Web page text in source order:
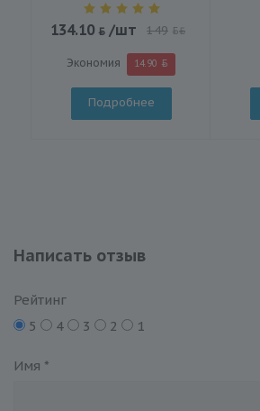
134.10 /шт 149 BYN
Экономия 14.90
Подробнее
Написать отзыв
Рейтинг
5
4 3 2 1
Имя *